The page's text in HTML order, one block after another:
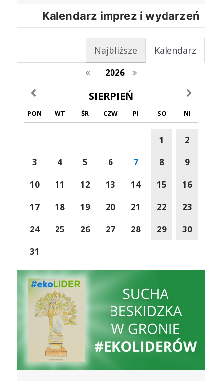
Kalendarz imprez i wydarzeń
Kalendarz
Najbliższe
poprzedni rok
2026 następny rok
poprzedni miesiącSIERPIEŃ następny
PON WT ŚR CZW PI SO NI
1
2
3
4 5 6 7 8
9
10
11 12 13 14 15
16
17
18 19 20 21 22
23
24
25 26 27 28 29
30
31
Liderzy Inwestycji